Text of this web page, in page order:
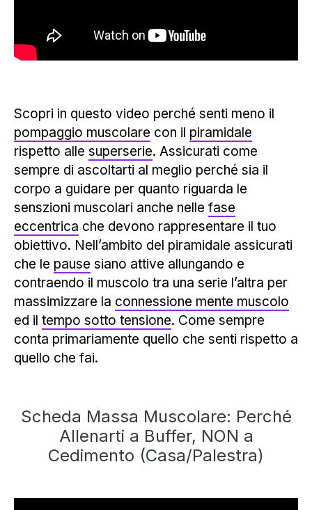
Scopri in questo video perché senti meno il
pompaggio muscolare con il piramidale
rispetto alle superserie. Assicurati come
sempre di ascoltarti al meglio perché sia il
corpo a guidare per quanto riguarda le
senszioni muscolari anche nelle fase
eccentrica che devono rappresentare il tuo
obiettivo. Nell’ambito del piramidale assicurati
che le pause siano attive allungando e
contraendo il muscolo tra una serie l’altra per
massimizzare la connessione mente muscolo
ed il tempo sotto tensione. Come sempre
conta primariamente quello che senti rispetto a
quello che fai.
Scheda Massa Muscolare: Perché
Allenarti a Buffer, NON a
Cedimento (Casa/Palestra)